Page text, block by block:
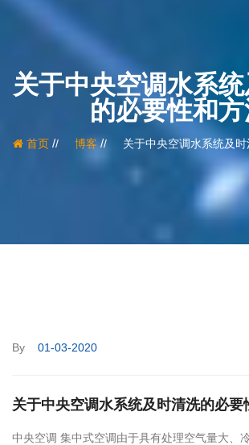
关于中央空调水系
的必要性和
首页/ 博客/ 关于中央空调水系统及
By 01-03-2020
关于中央空调水系统及时清洗的必要
中央空调 集中式空调由于具有处理空气量大、